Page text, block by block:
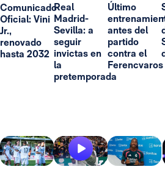
Comunicado
Oficial: Vini
Jr.,
renovado
hasta 2032
Real
Madrid-
Sevilla: a
seguir
invictas en
la
pretemporada
Último
antes del
partido
contra el
Ferencvaros